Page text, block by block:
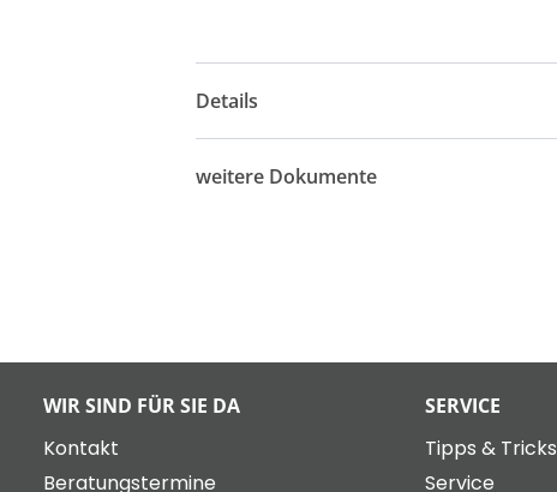
Details
weitere Dokumente
WIR SIND FÜR SIE DA
Kontakt
Beratungstermine
SERVICE
Tipps & Tricks
Service